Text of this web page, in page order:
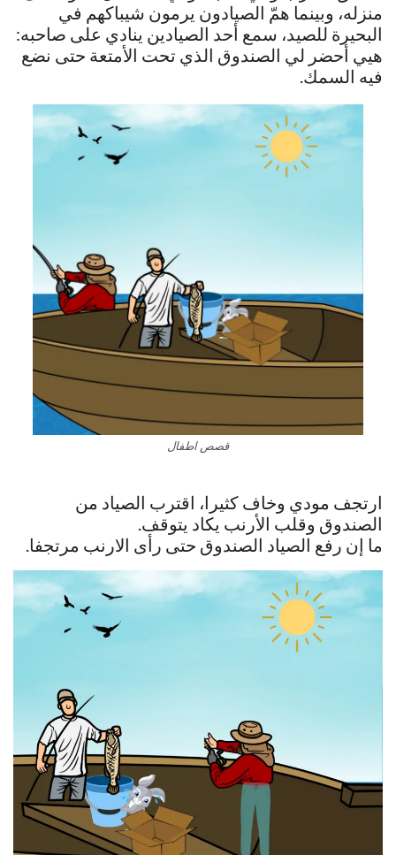
منزله، وبينما همّ الصيادون يرمون شيباكهم في
البحيرة للصيد، سمع أحد الصيادين ينادي على صاحبه:
هيي أحضر لي الصندوق الذي تحت الأمتعة حتى نضع
فيه السمك.
قصص اطفال
ارتجف مودي وخاف كثيرا، اقترب الصياد من
الصندوق وقلب الأرنب يكاد يتوقف.
ما إن رفع الصياد الصندوق حتى رأى الارنب مرتجفا.